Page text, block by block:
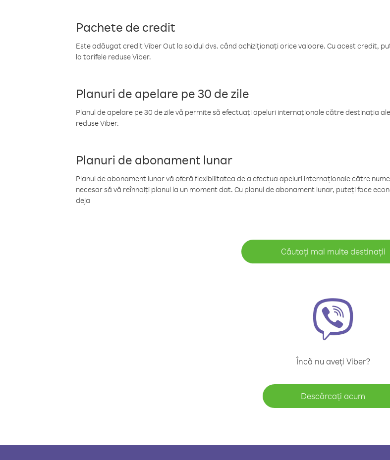
Pachete de credit
Este adăugat credit Viber Out la soldul dvs. când achiziționați orice valoare. Cu acest credit,
la tarifele reduse Viber.
Planuri de apelare pe 30 de zile
Planul de apelare pe 30 de zile vă permite să efectuați apeluri internaționale către destinația
reduse Viber.
Planuri de abonament lunar
Planul de abonament lunar vă oferă flexibilitatea de a efectua apeluri internaționale către
necesar să vă reînnoiți planul la un moment dat. Cu planul de abonament lunar, puteți face
deja
Căutați mai multe destinații
Încă nu aveți Viber?
Descărcați acum